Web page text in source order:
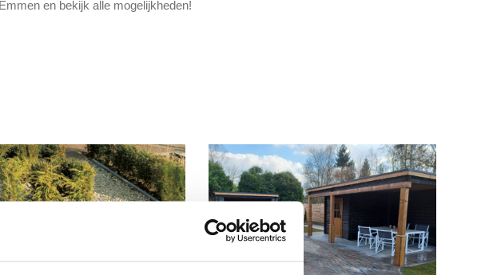
en bekijk alle mogelijkheden!